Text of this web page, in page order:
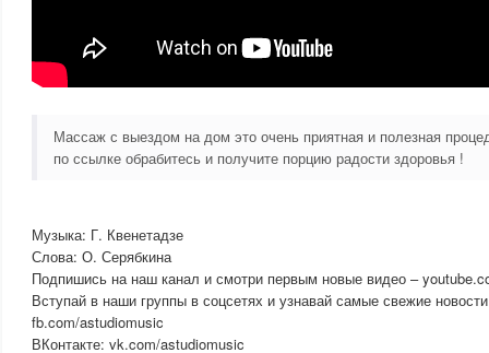
Массаж с выездом на дом это очень приятная и полезная
по ссылке обрабитесь и получите порцию радости здоровья !
Музыка: Г. Квенетадзе
Слова: О. Серябкина
Подпишись на наш канал и смотри первым новые видео –
Вступай в наши группы в соцсетях и узнавай самые свежие
fb.com/astudiomusic
ВКонтакте: vk.com/astudiomusic